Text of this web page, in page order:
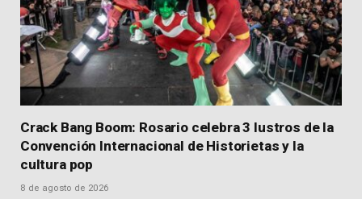
Crack Bang Boom: Rosario celebra 3 lustros de la
Convención Internacional de Historietas y la
cultura pop
8 de agosto de 2026